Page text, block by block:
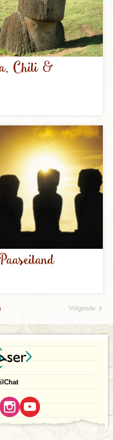
Chili &
Volgende
Chat